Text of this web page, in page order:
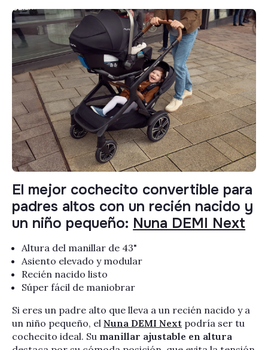
El mejor cochecito convertible para
padres altos con un recién nacido y
un niño pequeño: Nuna DEMI Next
Altura del manillar de 43"
Asiento elevado y modular
Recién nacido listo
Súper fácil de maniobrar
Si eres un padre alto que lleva a un recién nacido y a
un niño pequeño, elNuna DEMI Next podría ser tu
cochecito ideal. Su manillar ajustable en altura